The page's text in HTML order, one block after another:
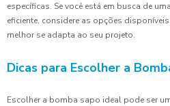
específicas. Se você está em busca de
eficiente, considere as opções
melhor se adapta ao seu projeto.
Dicas para Escolher a
Escolher a bomba sapo ideal pode ser